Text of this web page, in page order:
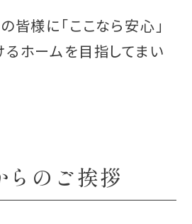
皆様に「ここなら安心」
るホームを目指してまい
らのご挨拶